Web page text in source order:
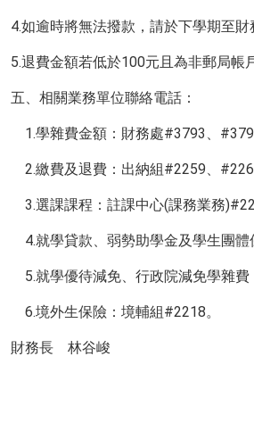
4.如逾時將無法撥款，請於下學期至
5.退費金額若低於100元且為非郵局帳
五、相關業務單位聯絡電話：
1.學雜費金額：財務處#3793、
2.繳費及退費：出納組#2259、
3.選課課程：註課中心(課務業務
4.就學貸款、弱勢助學金及學生團體
5.就學優待減免、行政院減免學雜費
6.境外生保險：境輔組#2218。
財務長 林谷峻